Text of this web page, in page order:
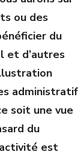
ou des
du
et d’autres
administratif
soit une vue
du
est